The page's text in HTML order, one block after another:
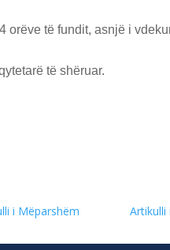
orëve të fundit, asnjë i
të shëruar.
i Mëparshëm Artikulli